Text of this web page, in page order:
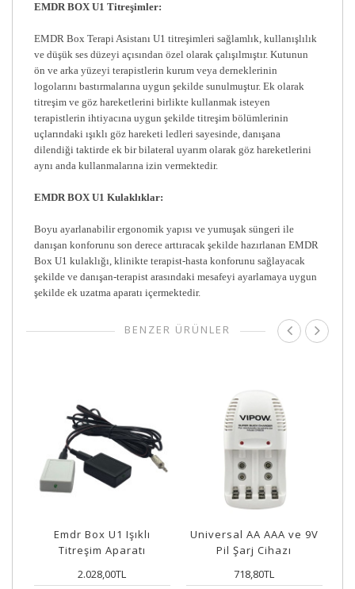
EMDR BOX U1 Titreşimler:
EMDR Box Terapi Asistanı U1 titreşimleri sağlamlık, kullanışlılık
ve düşük ses düzeyi açısından özel olarak çalışılmıştır. Kutunun
ön ve arka yüzeyi terapistlerin kurum veya derneklerinin
logolarını bastırmalarına uygun şekilde sunulmuştur. Ek olarak
titreşim ve göz hareketlerini birlikte kullanmak isteyen
terapistlerin ihtiyacına uygun şekilde titreşim bölümlerinin
uçlarındaki ışıklı göz hareketi ledleri sayesinde, danışana
dilendiği taktirde ek bir bilateral uyarım olarak göz hareketlerini
aynı anda kullanmalarına izin vermektedir.
EMDR BOX U1 Kulaklıklar:
Boyu ayarlanabilir ergonomik yapısı ve yumuşak süngeri ile
danışan konforunu son derece arttıracak şekilde hazırlanan EMDR
Box U1 kulaklığı, klinikte terapist-hasta konforunu sağlayacak
şekilde ve danışan-terapist arasındaki mesafeyi ayarlamaya uygun
şekilde ek uzatma aparatı içermektedir.
BENZER ÜRÜNLER
Emdr Box U1 Işıklı
Titreşim Aparatı
2.028,00TL
Universal AA AAA ve 9V
Pil Şarj Cihazı
718,80TL